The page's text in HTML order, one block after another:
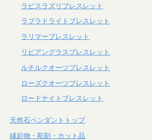
ラピスラズリブレスレット
ラブラドライトブレスレット
ラリマーブレスレット
リビアングラスブレスレット
ルチルクオーツブレスレット
ローズクオーツブレスレット
ロードナイトブレスレット
天然石ペンダントトップ
縁起物・彫刻・カット品